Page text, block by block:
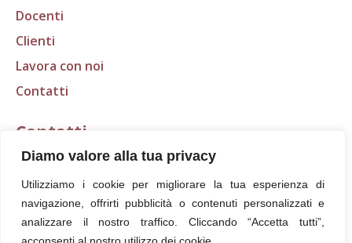
Diamo valore alla tua privacy
Utilizziamo i cookie per migliorare la tua esperienza di
navigazione, offrirti pubblicità o contenuti personalizzati e
analizzare il nostro traffico. Cliccando “Accetta tutti”,
Docenti
Clienti
Lavora con noi
Contatti
Contatti
E-mail:segreteria@scudo.org
Tel.: 0583 316401
Fax: 0583 418368